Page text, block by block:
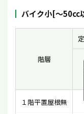
バイク小[〜50cc
階層
１階平置屋根無